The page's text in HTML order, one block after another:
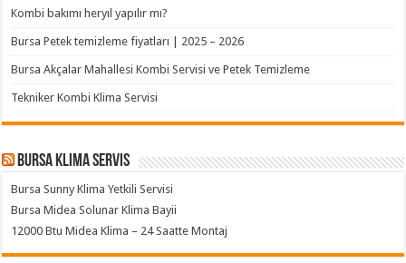
Kombi bakımı heryıl yapılır mı?
Bursa Petek temizleme fiyatları | 2025 – 2026
Bursa Akçalar Mahallesi Kombi Servisi ve Petek Temizleme
Tekniker Kombi Klima Servisi
Bursa klima servis
Bursa Sunny Klima Yetkili Servisi
Bursa Midea Solunar Klima Bayii
12000 Btu Midea Klima – 24 Saatte Montaj